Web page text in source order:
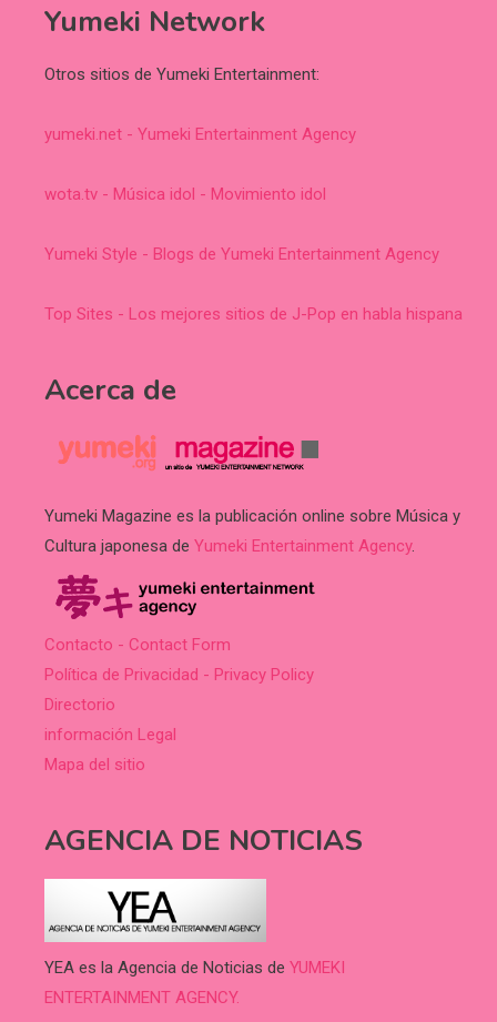
Yumeki Network
Otros sitios de Yumeki Entertainment:
yumeki.net - Yumeki Entertainment Agency
wota.tv - Música idol - Movimiento idol
Yumeki Style - Blogs de Yumeki Entertainment Agency
Top Sites - Los mejores sitios de J-Pop en habla hispana
Acerca de
Yumeki Magazine es la publicación online sobre Música y
Cultura japonesa de Yumeki Entertainment Agency.
Contacto - Contact Form
Política de Privacidad - Privacy Policy
Directorio
información Legal
Mapa del sitio
AGENCIA DE NOTICIAS
YEA es la Agencia de Noticias de YUMEKI
ENTERTAINMENT AGENCY.